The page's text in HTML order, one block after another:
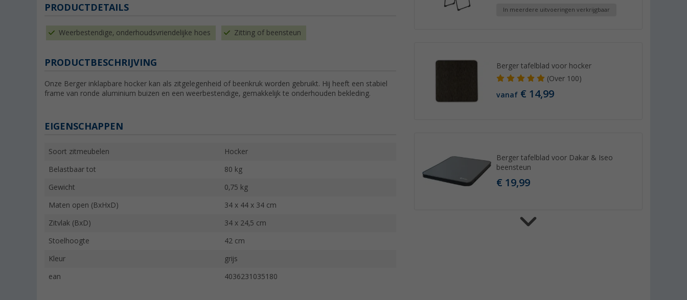
In meerdere uitvoeringen verkrijgbaar
Berger tafelblad voor hocker
(Over 100)
vanaf € 14,99
Berger tafelblad voor Dakar & Iseo
beensteun
€ 19,99
PRODUCTDETAILS
Weerbestendige, onderhoudsvriendelijke hoes Zitting of beensteun
PRODUCTBESCHRIJVING
Onze Berger inklapbare hocker kan als zitgelegenheid of beenkruk worden gebruikt. Hij heeft een stabiel
frame van ronde aluminium buizen en een weerbestendige, gemakkelijk te onderhouden bekleding.
EIGENSCHAPPEN
Soort zitmeubelen Hocker
Belastbaar tot 80 kg
Gewicht 0,75 kg
Maten open (BxHxD) 34 x 44 x 34 cm
Zitvlak (BxD) 34 x 24,5 cm
Stoelhoogte 42 cm
Kleur grijs
ean 4036231035180